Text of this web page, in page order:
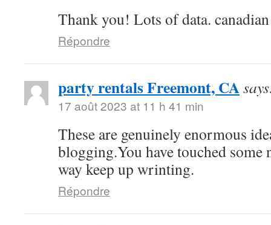
Thank you! Lots of data.
Répondre
party rentals Freemont, CA
17 août 2023 at 11 h 41 min
These are genuinely enormous
blogging.You have touched some
way keep up wrinting.
Répondre